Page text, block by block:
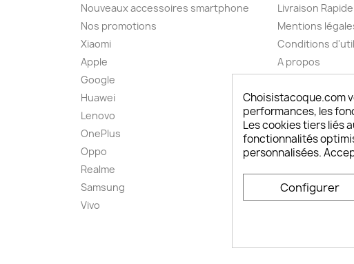
Nouveaux accessoires smartphone
Nos promotions
Xiaomi
Apple
Google
Huawei
Lenovo
OnePlus
Oppo
Realme
Samsung
Vivo
Livraison
Mentions
Conditions
A propos
Retours et
Livraison DOM
FAQ
Comment
Contactez-nous
Plan du site
Choisistacoque.com
performances, les
Les cookies tiers liés
fonctionnalités
personnalisées.
Configurer